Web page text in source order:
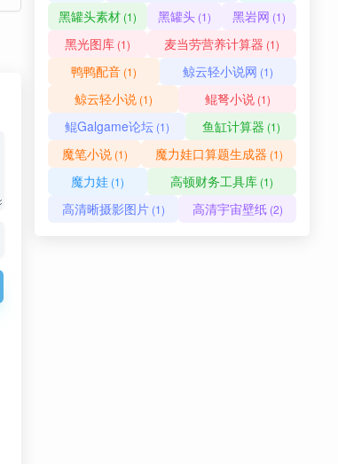
黑罐头素材 (1) 黑罐头 (1) 黑岩网 (1)
黑光图库 (1) 麦当劳营养计算器 (1)
鸭鸭配音 (1) 鲸云轻小说网 (1)
鲸云轻小说(1) 鲲弩小说(1)
鲲Galgame论坛(1) 鱼缸计算器 (1)
魔笔小说(1) 魔力娃口算题生成器 (1)
魔力娃 (1) 高顿财务工具库 (1)
高清晰摄影图片(1) 高清宇宙壁纸(2)